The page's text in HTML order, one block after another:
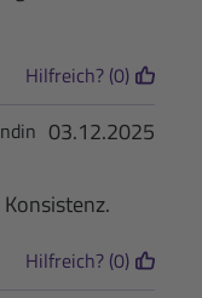
Hilfreich? (0)
03.12.2025
Hilfreich? (0)